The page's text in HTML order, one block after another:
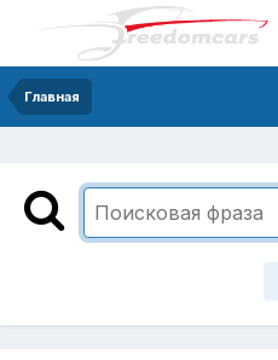
Главная